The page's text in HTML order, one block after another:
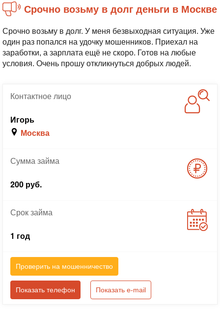
Срочно возьму в долг деньги в Москве
Срочно возьму в долг. У меня безвыходная ситуация. Уже
один раз попался на удочку мошенников. Приехал на
заработки, а зарплата ещё не скоро. Готов на любые
условия. Очень прошу откликнуться добрых людей.
Контактноелицо
Игорь
Москва
Суммазайма
200 руб.
Срокзайма
1 год
Проверить на мошенничество
Показать телефон Показать e-mail